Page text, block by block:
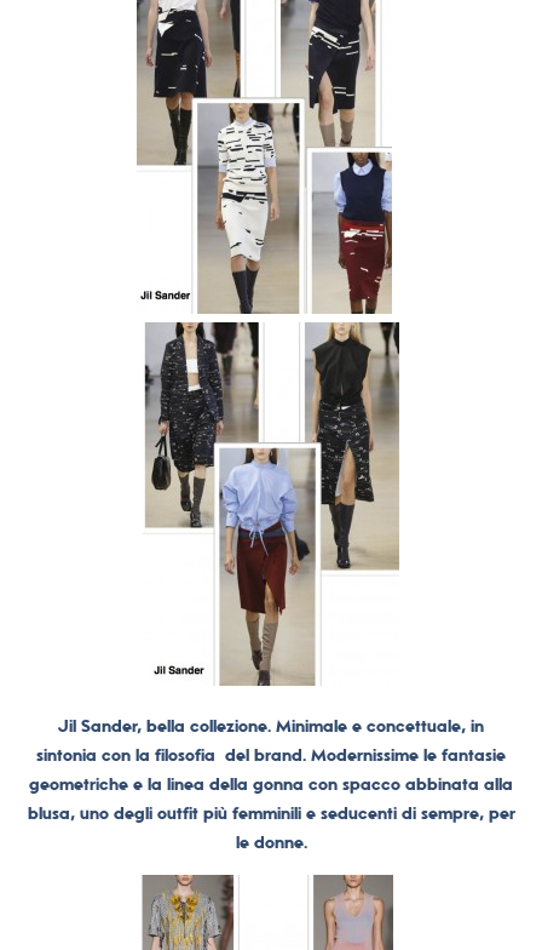
Jil Sander, bella collezione. Minimale e concettuale, in
sintonia con la filosofia del brand. Modernissime le fantasie
geometriche e la linea della gonna con spacco abbinata alla
blusa, uno degli outfit più femminili e seducenti di sempre, per
le donne.